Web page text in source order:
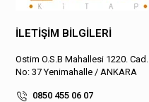
İLETİŞİM BİLGİLERİ
Ostim O.S.B Mahallesi 1220. Cad.
No: 37 Yenimahalle / ANKARA
0850 455 06 07